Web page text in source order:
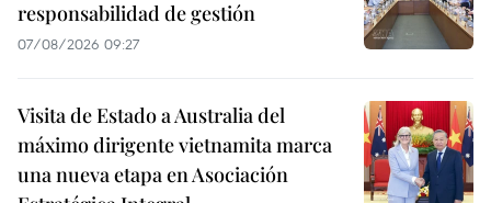
responsabilidad de gestión
07/08/2026 09:27
Visita de Estado a Australia del
máximo dirigente vietnamita marca
una nueva etapa en Asociación